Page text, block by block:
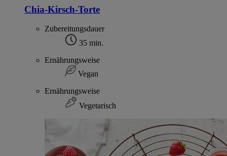
Chia-Kirsch-Torte
Zubereitungsdauer
35 min.
Ernährungsweise
Vegan
Ernährungsweise
Vegetarisch